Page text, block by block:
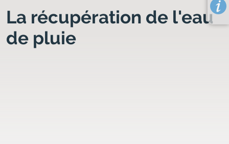
La récupération de l'eau
de pluie